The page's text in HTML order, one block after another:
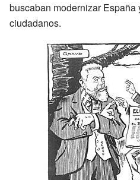
buscaban modernizar España
ciudadanos.